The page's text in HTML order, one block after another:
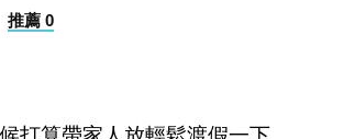
推薦 0